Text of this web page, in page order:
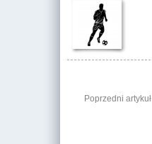
Poprzedni artykuł